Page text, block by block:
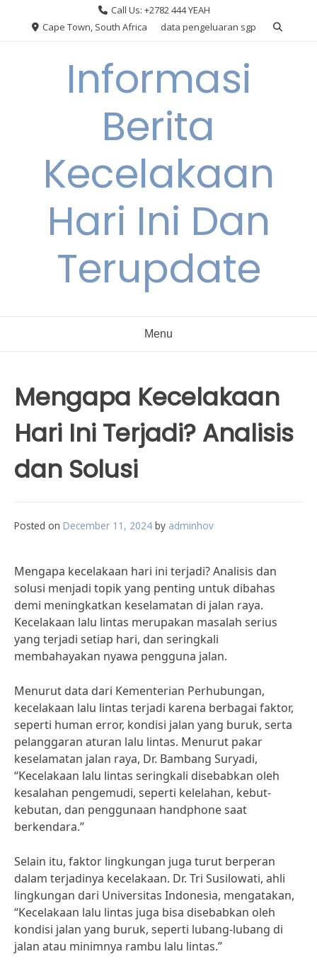
Call Us: +2782 444 YEAH
Cape Town, South Africa
data pengeluaran sgp
Informasi
Berita
Kecelakaan
Hari Ini Dan
Terupdate
Menu
Mengapa Kecelakaan
Hari Ini Terjadi? Analisis
dan Solusi
Posted on December 11, 2024 by adminhov
Mengapa kecelakaan hari ini terjadi? Analisis dan
solusi menjadi topik yang penting untuk dibahas
demi meningkatkan keselamatan di jalan raya.
Kecelakaan lalu lintas merupakan masalah serius
yang terjadi setiap hari, dan seringkali
membahayakan nyawa pengguna jalan.
Menurut data dari Kementerian Perhubungan,
kecelakaan lalu lintas terjadi karena berbagai faktor,
seperti human error, kondisi jalan yang buruk, serta
pelanggaran aturan lalu lintas. Menurut pakar
keselamatan jalan raya, Dr. Bambang Suryadi,
“Kecelakaan lalu lintas seringkali disebabkan oleh
kesalahan pengemudi, seperti kelelahan, kebut-
kebutan, dan penggunaan handphone saat
berkendara.”
Selain itu, faktor lingkungan juga turut berperan
dalam terjadinya kecelakaan. Dr. Tri Susilowati, ahli
lingkungan dari Universitas Indonesia, mengatakan,
“Kecelakaan lalu lintas juga bisa disebabkan oleh
kondisi jalan yang buruk, seperti lubang-lubang di
jalan atau minimnya rambu lalu lintas.”